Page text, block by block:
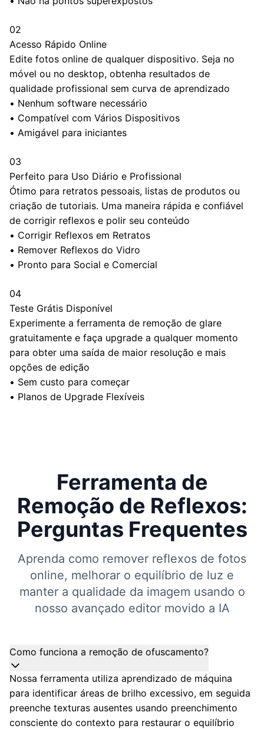
02
Acesso Rápido Online
Edite fotos online de qualquer dispositivo. Seja no
móvel ou no desktop, obtenha resultados de
qualidade profissional sem curva de aprendizado
• Nenhum software necessário
• Compatível com Vários Dispositivos
• Amigável para iniciantes
03
Perfeito para Uso Diário e Profissional
Ótimo para retratos pessoais, listas de produtos ou
criação de tutoriais. Uma maneira rápida e confiável
de corrigir reflexos e polir seu conteúdo
• Corrigir Reflexos em Retratos
• Remover Reflexos do Vidro
• Pronto para Social e Comercial
04
Teste Grátis Disponível
Experimente a ferramenta de remoção de glare
gratuitamente e faça upgrade a qualquer momento
para obter uma saída de maior resolução e mais
opções de edição
• Sem custo para começar
• Planos de Upgrade Flexíveis
Ferramenta de
Remoção de Reflexos:
Perguntas Frequentes
Aprenda como remover reflexos de fotos
online, melhorar o equilíbrio de luz e
manter a qualidade da imagem usando o
nosso avançado editor movido a IA
Como funciona a remoção de ofuscamento?
Nossa ferramenta utiliza aprendizado de máquina
para identificar áreas de brilho excessivo, em seguida
preenche texturas ausentes usando preenchimento
consciente do contexto para restaurar o equilíbrio